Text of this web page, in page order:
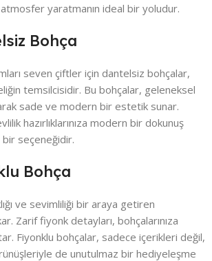
yaratmanın ideal bir yoludur.
Bohça
seven çiftler için dantelsiz bohçalar,
temsilcisidir. Bu bohçalar, geleneksel
sade ve modern bir estetik sunar.
hazırlıklarınıza modern bir dokunuş
bir seçeneğidir.
Bohça
ve sevimliliği bir araya getiren
Zarif fiyonk detayları, bohçalarınıza
Fiyonklu bohçalar, sadece içerikleri değil,
de unutulmaz bir hediyeleşme